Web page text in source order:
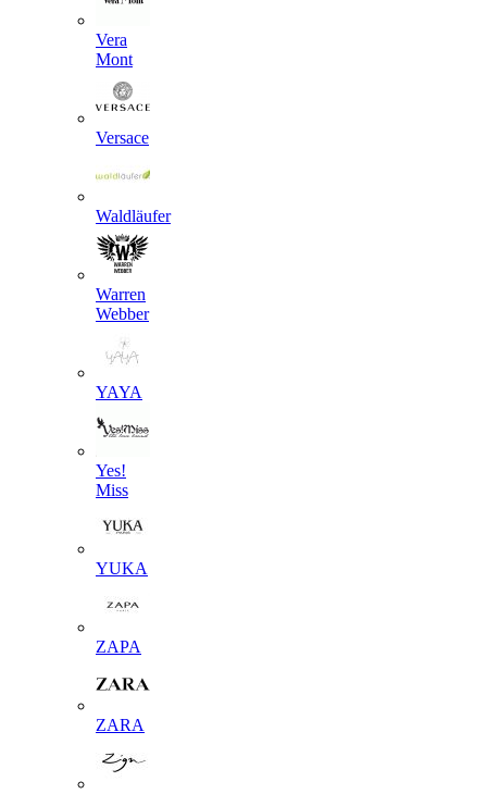
Vera
Mont
Versace
Waldläufer
Warren
Webber
YAYA
Yes!
Miss
YUKA
ZAPA
ZARA